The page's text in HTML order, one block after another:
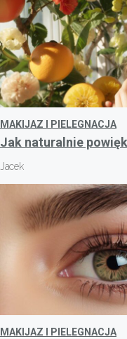
MAKIJAZ I PIELEGNACJA
Jak naturalnie
Jacek
MAKIJAZ I PIELEGNACJA